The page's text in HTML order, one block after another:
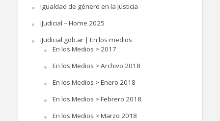
Igualdad de género en la Justicia
iJudicial – Home 2025
iJudicial.gob.ar | En los medios
En los Medios > 2017
En los Medios > Archivo 2018
En los Medios > Enero 2018
En los Medios > Febrero 2018
En los Medios > Marzo 2018